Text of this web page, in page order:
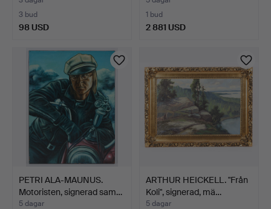
3 bud
98 USD
1 bud
2 881 USD
PETRI ALA-MAUNUS.
Motoristen, signerad sam…
5 dagar
ARTHUR HEICKELL. "Från
Koli", signerad, mä…
5 dagar